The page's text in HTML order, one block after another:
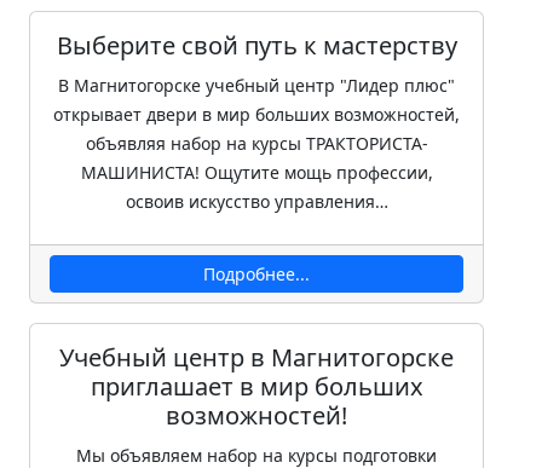
Выберите свой путь к мастерству
В Магнитогорске учебный центр "Лидер плюс"
открывает двери в мир больших возможностей,
объявляя набор на курсы ТРАКТОРИСТА-
МАШИНИСТА! Ощутите мощь профессии,
освоив искусство управления…
Подробнее...
Учебный центр в Магнитогорске
приглашает в мир больших
возможностей!
Мы объявляем набор на курсы подготовки